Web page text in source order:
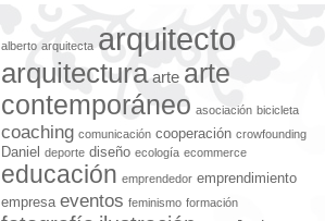
alberto arquitecta arquitecto
arquitectura arte arte
contemporáneo asociación bicicleta
coaching comunicación cooperación crowfounding
Daniel deporte diseño ecología ecommerce
educación emprendedor emprendimiento
empresa eventos feminismo formación